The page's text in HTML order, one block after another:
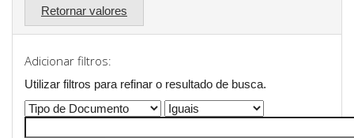
Retornar valores
Adicionar filtros:
Utilizar filtros para refinar o resultado de busca.